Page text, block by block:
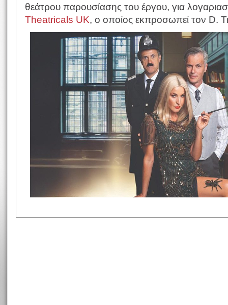
θεάτρου παρουσίασης του έργου, για
Theatricals UK, ο οποίος εκπροσωπεί τον D.